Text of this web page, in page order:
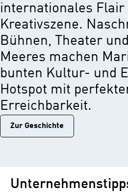
internationales Flair
Kreativszene.
Bühnen, Theater
Meeres machen
bunten Kultur- und
Hotspot mit
Erreichbarkeit.
Zur Geschichtе